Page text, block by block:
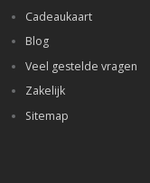
Cadeaukaart
Blog
Veel gestelde vragen
Zakelijk
Sitemap